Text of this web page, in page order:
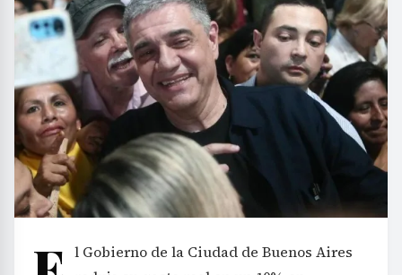
l Gobierno de la Ciudad de Buenos Aires